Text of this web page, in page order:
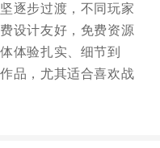
逐步过渡，不同玩家
设计友好，免费资源
体验扎实、细节到
品，尤其适合喜欢战